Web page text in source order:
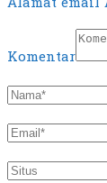
Komentar